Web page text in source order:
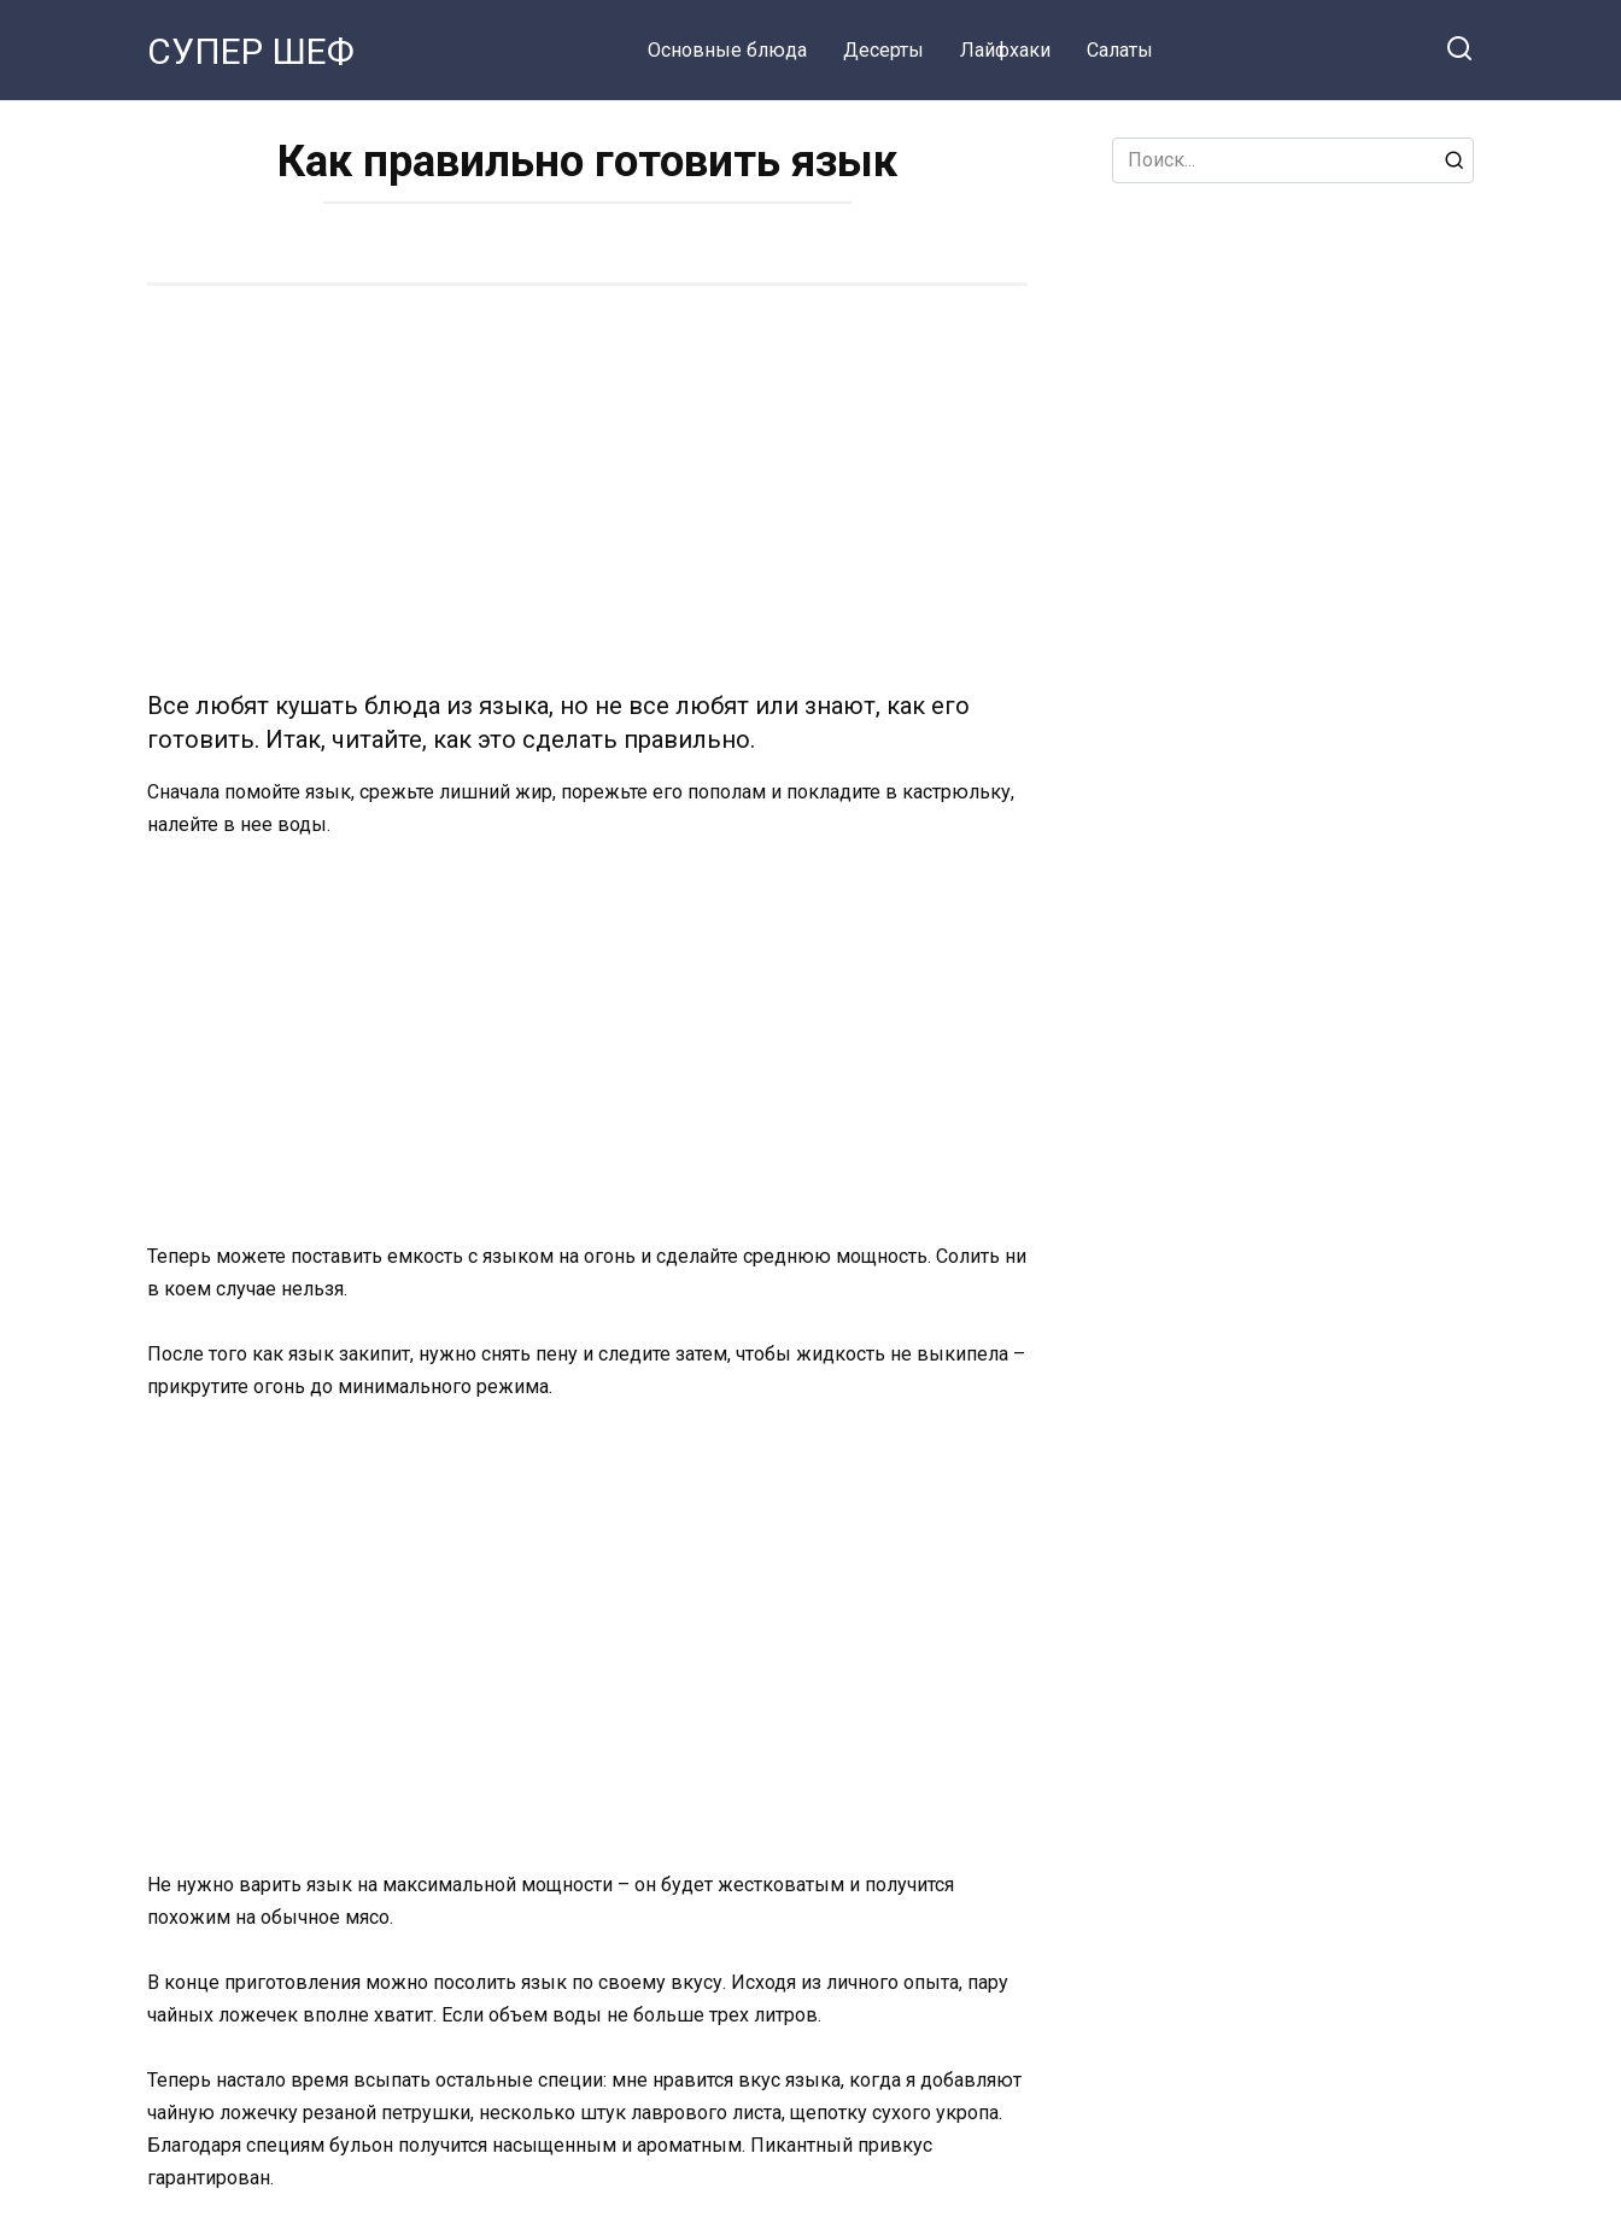
СУПЕР ШЕФ Основные блюда Десерты Лайфхаки Салаты
Как правильно готовить язык
Все любят кушать блюда из языка, но не все любят или знают, как его
готовить. Итак, читайте, как это сделать правильно.
Сначала помойте язык, срежьте лишний жир, порежьте его пополам и покладите в кастрюльку,
налейте в нее воды.
Теперь можете поставить емкость с языком на огонь и сделайте среднюю мощность. Солить ни
в коем случае нельзя.
После того как язык закипит, нужно снять пену и следите затем, чтобы жидкость не выкипела –
прикрутите огонь до минимального режима.
Не нужно варить язык на максимальной мощности – он будет жестковатым и получится
похожим на обычное мясо.
В конце приготовления можно посолить язык по своему вкусу. Исходя из личного опыта, пару
чайных ложечек вполне хватит. Если объем воды не больше трех литров.
Теперь настало время всыпать остальные специи: мне нравится вкус языка, когда я добавляют
чайную ложечку резаной петрушки, несколько штук лаврового листа, щепотку сухого укропа.
Благодаря специям бульон получится насыщенным и ароматным. Пикантный привкус
гарантирован.
Search
for: